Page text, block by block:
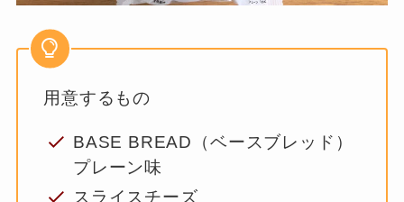
用意するもの
BASE BREAD（ベースブレッド）
プレーン味
スライスチーズ